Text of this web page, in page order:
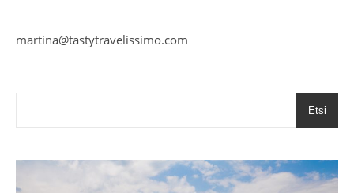
martina@tastytravelissimo.com
Etsi